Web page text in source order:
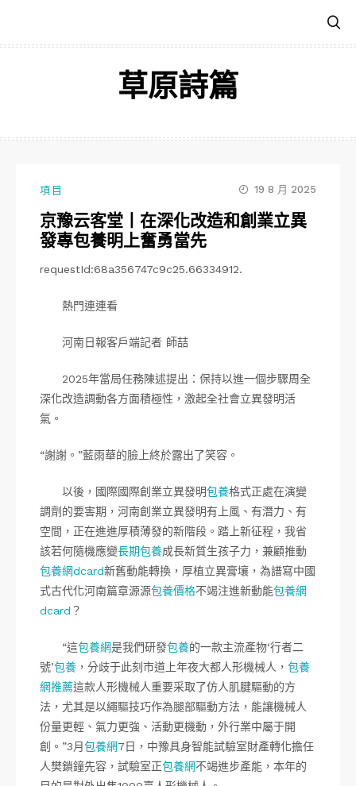
主
草原詩篇
項目 19 8 月 2025
京豫云客堂丨在深化改造和創業立異
發專包養明上奮勇當先
requestId:68a356747c9c25.66334912.
熱門連連看
河南日報客戶端記者 師喆
2025年當局任務陳述提出：保持以進一個步驟周全
深化改造調動各方面積極性，激起全社會立異發明活
氣。
“謝謝。”藍雨華的臉上終於露出了笑容。
以後，國際國際創業立異發明包養格式正處在演變
調劑的要害期，河南創業立異發明有上風、有潛力、有
空間，正在進進厚積薄發的新階段。踏上新征程，我省
該若何隨機應變長期包養成長新質生孩子力，兼顧推動
包養網dcard新舊動能轉換，厚植立異膏壤，為譜寫中國
式古代化河南篇章源源包養價格不竭注進新動能包養網
dcard ？
“這包養網是我們研發包養的一款主流產物‘行者二
號’包養 ，分歧于此刻市道上年夜大都人形機械人， 包養
網推薦這款人形機械人重要采取了仿人肌腱驅動的方
法，尤其是以繩驅技巧作為腿部驅動方法，能讓機械人
份量更輕、氣力更強、活動更機動，外行業中屬于開
創。”3月包養網7日，中豫具身智能試驗室財產轉化擔任
人樊鎖鐘先容，試驗室正包養網不竭進步產能，本年的